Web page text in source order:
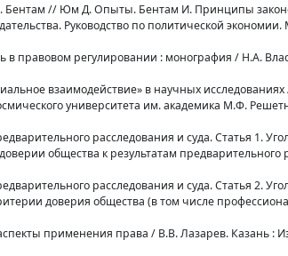
Бентам // Юм Д. Опыты. Бентам И. Принципы
Руководство по политической экономии.
в правовом регулировании : монография / Н.А.
взаимодействие» в научных
университета им. академика М.Ф.
расследования и суда. Статья 1.
общества к результатам предварительного
расследования и суда. Статья 2.
доверия общества (в том числе
применения права / В.В. Лазарев. Казань :